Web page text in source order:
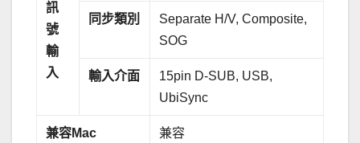
訊
號
輸
入
同步類別
Separate H/V, Composite,
SOG
輸入介面
15pin D-SUB, USB,
UbiSync
兼容Mac 兼容